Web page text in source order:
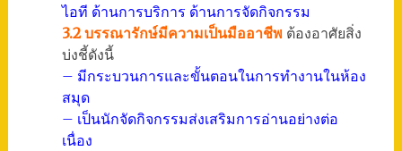
ไอที ด้านการบริการ ด้านการจัดกิจกรรม
3.2 บรรณารักษ์มีความเป็นมืออาชีพ ต้องอาศัยสิ่ง
บ่งชี้ดังนี้
– มีกระบวนการและขั้นตอนในการทำงานในห้อง
สมุด
– เป็นนักจัดกิจกรรมส่งเสริมการอ่านอย่างต่อ
เนื่อง